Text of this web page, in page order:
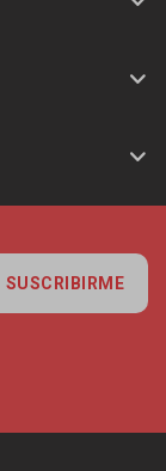
SUSCRIBIRME